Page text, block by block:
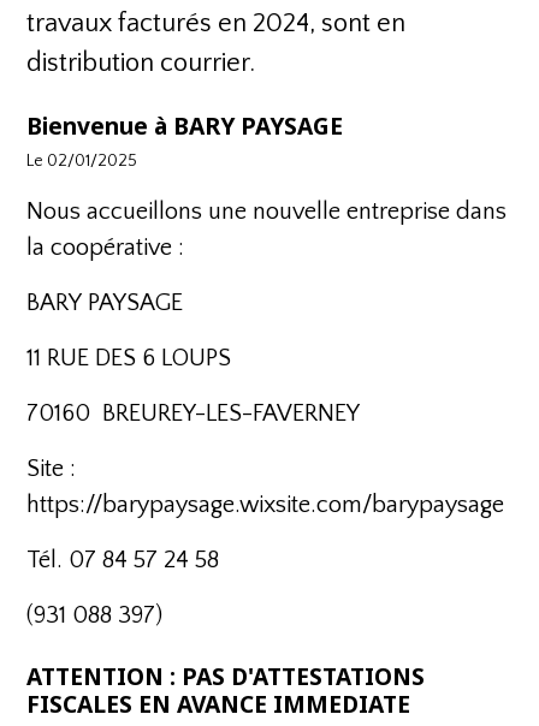
travaux facturés en 2024, sont en
distribution courrier.
Bienvenue à BARY PAYSAGE
Le 02/01/2025
Nous accueillons une nouvelle entreprise dans
la coopérative :
BARY PAYSAGE
11 RUE DES 6 LOUPS
70160 BREUREY-LES-FAVERNEY
Site :
https://barypaysage.wixsite.com/barypaysage
Tél. 07 84 57 24 58
(931 088 397)
ATTENTION : PAS D'ATTESTATIONS
FISCALES EN AVANCE IMMEDIATE